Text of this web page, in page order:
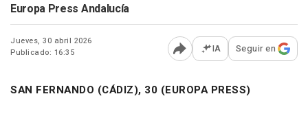
Europa Press Andalucía
Jueves, 30 abril 2026
Publicado: 16:35
Abrir opciones para
IA Seguir en
SAN FERNANDO (CÁDIZ), 30 (EUROPA PRESS)